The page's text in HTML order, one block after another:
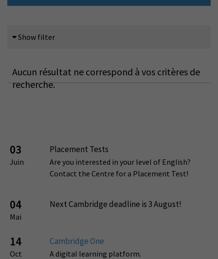
Show filter
Aucun résultat ne correspond à vos critères de
recherche.
03
Juin
Placement Tests
Are you interested in your level of English?
Contact the Centre for a Placement Test!
04
Mai
Next Cambridge deadline is 3 August!
14
Oct
Cambridge One
A digital learning platform.